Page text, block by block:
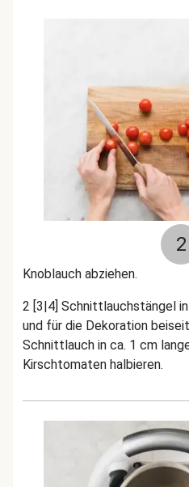
2
Knoblauch abziehen.
2 [3|4] Schnittlauchstängel
und für die Dekoration
Schnittlauch in ca. 1 cm
Kirschtomaten halbieren.